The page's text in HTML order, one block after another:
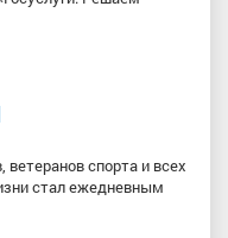
спорта и всех
стал ежедневным